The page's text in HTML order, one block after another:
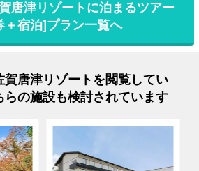
唐津リゾートに泊まるツアー
＋宿泊]プラン一覧へ
賀唐津リゾートを閲覧してい
らの施設も検討されています